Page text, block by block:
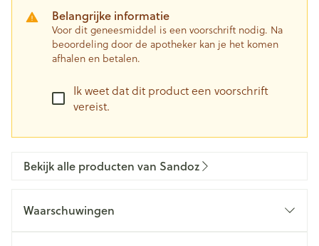
Belangrijke informatie
Voor dit geneesmiddel is een voorschrift nodig. Na
beoordeling door de apotheker kan je het komen
afhalen en betalen.
Ik weet dat dit product een voorschrift
vereist.
Bekijk alle producten van Sandoz
Waarschuwingen